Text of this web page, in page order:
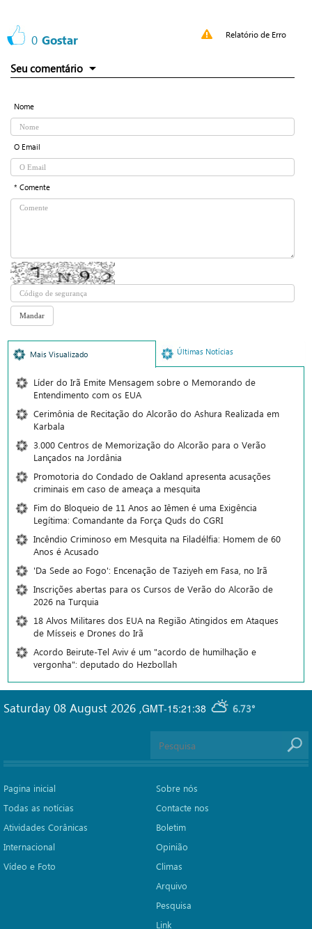
0 Gostar Relatório de Erro
Seu comentário
Nome
O Email
* Comente
Mais Visualizado Últimas Notícias
Líder do Irã Emite Mensagem sobre o Memorando de
Entendimento com os EUA
Cerimônia de Recitação do Alcorão do Ashura Realizada em
Karbala
3.000 Centros de Memorização do Alcorão para o Verão
Lançados na Jordânia
Promotoria do Condado de Oakland apresenta acusações
criminais em caso de ameaça a mesquita
Fim do Bloqueio de 11 Anos ao Iêmen é uma Exigência
Legítima: Comandante da Força Quds do CGRI
Incêndio Criminoso em Mesquita na Filadélfia: Homem de 60
Anos é Acusado
'Da Sede ao Fogo': Encenação de Taziyeh em Fasa, no Irã
Inscrições abertas para os Cursos de Verão do Alcorão de
2026 na Turquia
18 Alvos Militares dos EUA na Região Atingidos em Ataques
de Mísseis e Drones do Irã
Acordo Beirute-Tel Aviv é um "acordo de humilhação e
vergonha": deputado do Hezbollah
GMT-15:21:38 6.73°
Saturday 08 August 2026 ,
Pagina inicial
Todas as notícias
Atividades Corânicas
Internacional
Vídeo e Foto
Sobre nós
Contacte nos
Boletim
Opinião
Climas
Arquivo
Pesquisa
Link